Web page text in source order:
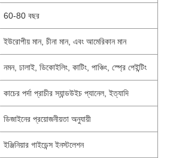
60-80 বছর
ইউরোপীয় মান, চীনা মান, এবং আমেরিকান মান
নমন, ঢালাই, ডিকোইলিং, কাটিং, পাঞ্চিং, স্প্রে পেইন্টিং
কাচের পর্দা প্রাচীর স্যান্ডউইচ প্যানেল, ইত্যাদি
ডিজাইনের প্রয়োজনীয়তা অনুযায়ী
ইঞ্জিনিয়ার গাইডেন্স ইনস্টলেশন